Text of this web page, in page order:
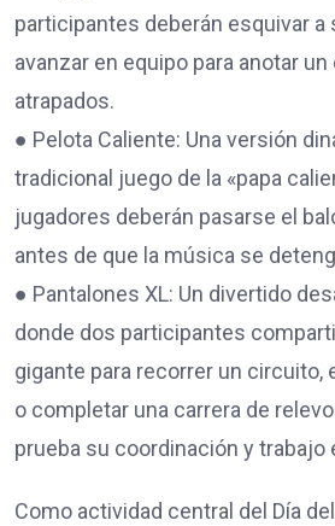
participantes deberán esquivar
avanzar en equipo para anotar
atrapados.
● Pelota Caliente: Una versión
tradicional juego de la «papa
jugadores deberán pasarse el
antes de que la música se
● Pantalones XL: Un divertido
donde dos participantes
gigante para recorrer un circuito,
o completar una carrera de
prueba su coordinación y trabajo
Como actividad central del Día